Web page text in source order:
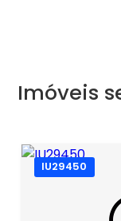
Imóveis
IU29450